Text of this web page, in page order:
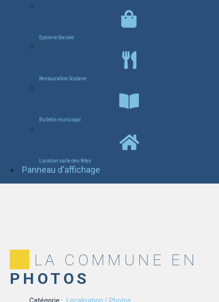
Epicerie Sociale
Restauration Scolaire
Bulletin municipal
Location salle des fêtes
Panneau d'affichage
LA COMMUNE EN
PHOTOS